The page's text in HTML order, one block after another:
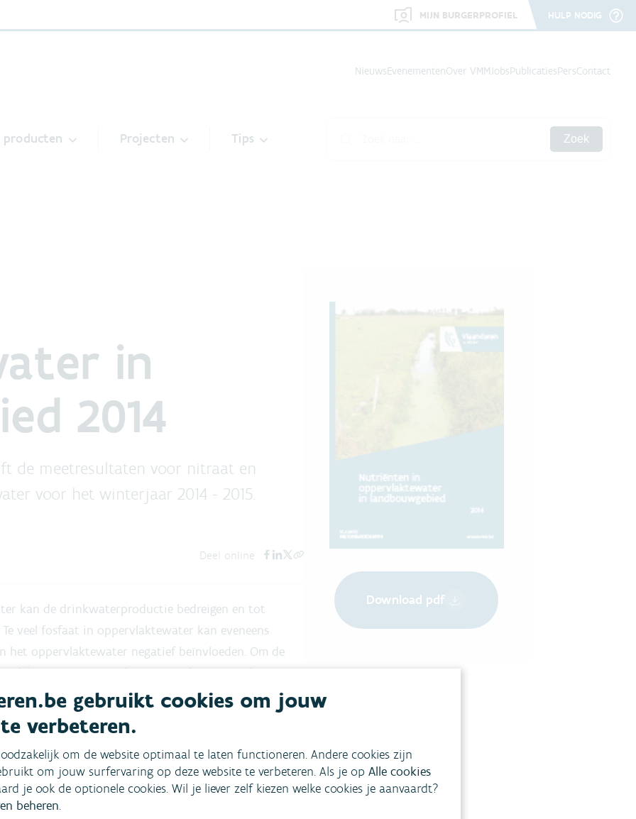
MIJN BURGERPROFIEL HULP NODIG
NieuwsEvenementenOver VMMJobsPublicatiesPersContact
producten Projecten Tips Zoek
in
2014
de meetresultaten voor nitraat en
voor het winterjaar 2014 - 2015.
Deel online
kan de drinkwaterproductie bedreigen en tot
veel fosfaat in oppervlaktewater kan eveneens
oppervlaktewater negatief beïnvloeden. Om de
op te volgen, voert de VMM regelmatig
in 1999 en beoogt het effect op de
(MAP) in uitvoering van de Europese
meetnet worden in dit rapport getoetst aan de
demilieukwaliteitsnorm
voor nitraat en
Download pdf
gebruikt cookies om jouw
verbeteren.
om de website optimaal te laten functioneren. Andere cookies zijn
om jouw surfervaring op deze website te verbeteren. Als je op Alle cookies
je ook de optionele cookies. Wil je liever zelf kiezen welke cookies je aanvaardt?
beheren.